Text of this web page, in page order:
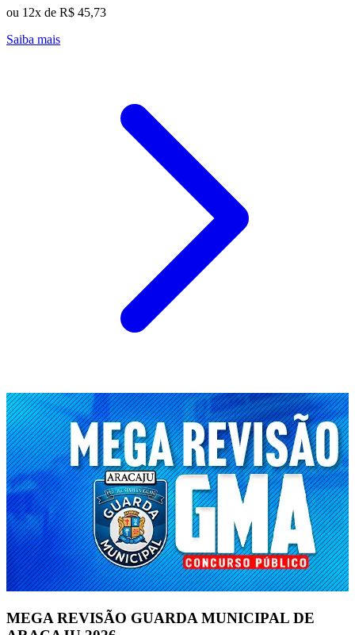
ou 12x de R$ 45,73
Saiba mais
MEGA REVISÃO GUARDA MUNICIPAL DE